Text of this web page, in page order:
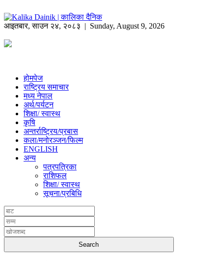
आइतबार,साउन २४, २०८३ | Sunday, August 9, 2026
होमपेज
राष्ट्रिय समाचार
मध्य नेपाल
अर्थ/पर्यटन
शिक्षा/ स्वास्थ
कृषि
अन्तर्राष्ट्रिय/प्रबास
कला/मनोरञ्जन/फिल्म
ENGLISH
अन्य
पत्रपत्रिका
राशिफल
शिक्षा/ स्वास्थ
सूचना/प्रबिधि